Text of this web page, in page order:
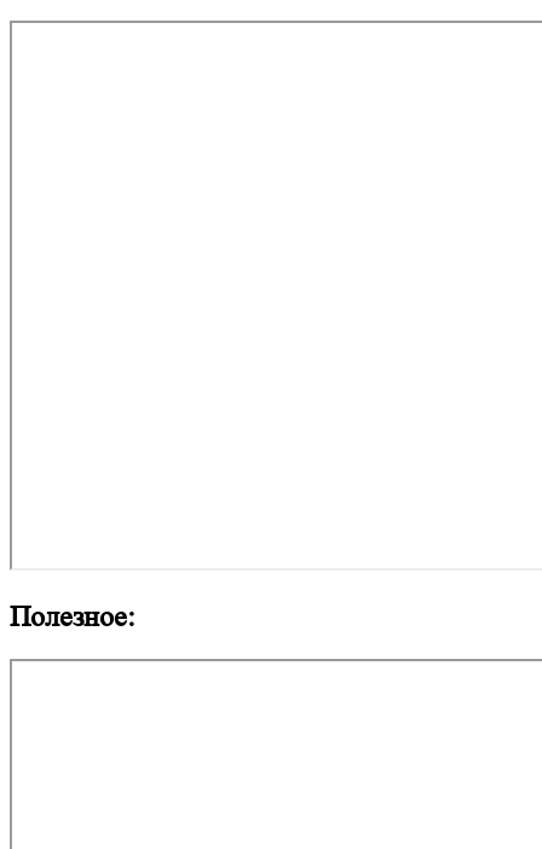
Полезное: